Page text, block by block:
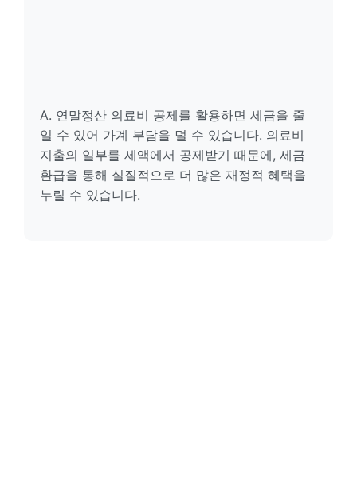
A. 연말정산 의료비 공제를 활용하면 세금을 줄
일 수 있어 가계 부담을 덜 수 있습니다. 의료비
지출의 일부를 세액에서 공제받기 때문에, 세금
환급을 통해 실질적으로 더 많은 재정적 혜택을
누릴 수 있습니다.